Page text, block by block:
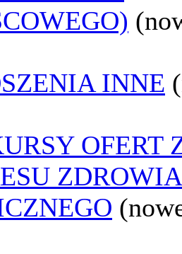
INNE
OFERT
ZDROWIA